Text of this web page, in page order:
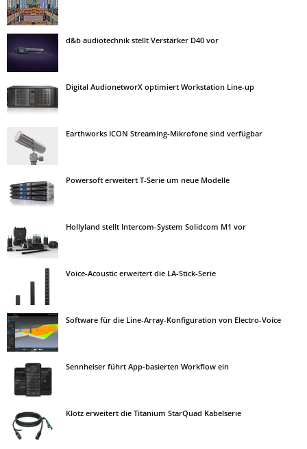
d&b audiotechnik stellt Verstärker D40 vor
Digital AudionetworX optimiert Workstation Line-up
Earthworks ICON Streaming-Mikrofone sind verfügbar
Powersoft erweitert T-Serie um neue Modelle
Hollyland stellt Intercom-System Solidcom M1 vor
Voice-Acoustic erweitert die LA-Stick-Serie
Software für die Line-Array-Konfiguration von Electro-Voice
Sennheiser führt App-basierten Workflow ein
Klotz erweitert die Titanium StarQuad Kabelserie